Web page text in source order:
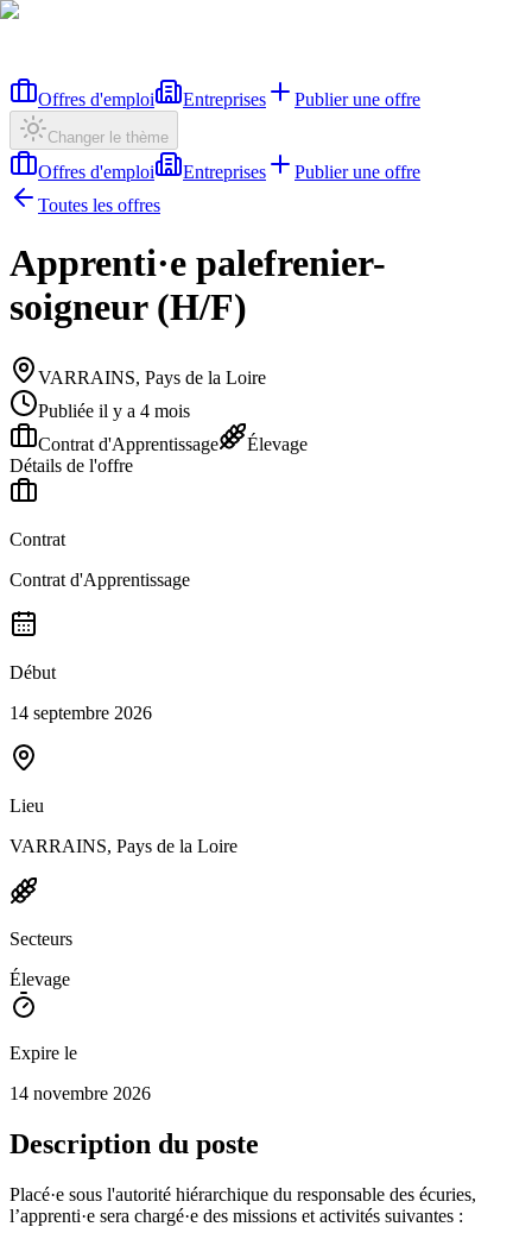
Offres d'emploi Entreprises Publier une offre
Changer le thème
Offres d'emploi Entreprises
Publier une offre
Toutes les offres
Apprenti·e palefrenier-
soigneur (H/F)
VARRAINS, Pays de la Loire
Publiée il y a 4 mois
Contrat d'Apprentissage
Élevage
Détails de l'offre
Contrat
Contrat d'Apprentissage
Début
14 septembre 2026
Lieu
VARRAINS, Pays de la Loire
Secteurs
Élevage
Expire le
14 novembre 2026
Description du poste
Placé·e sous l'autorité hiérarchique du responsable des écuries,
l’apprenti·e sera chargé·e des missions et activités suivantes :